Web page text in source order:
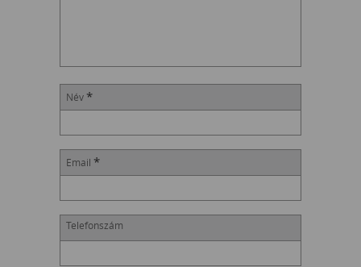
Név *
Email *
Telefonszám